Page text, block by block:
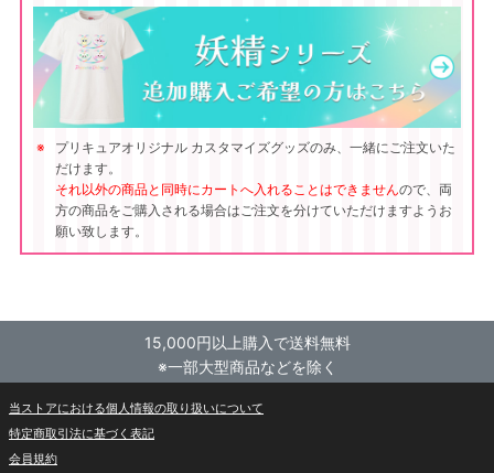
プリキュアオリジナル カスタマイズグッズのみ、一緒にご注文いた
だけます。
それ以外の商品と同時にカートへ入れることはできませんので、両
方の商品をご購入される場合はご注文を分けていただけますようお
願い致します。
15,000円以上購入で送料無料
※一部大型商品などを除く
当ストアにおける個人情報の取り扱いについて
特定商取引法に基づく表記
会員規約